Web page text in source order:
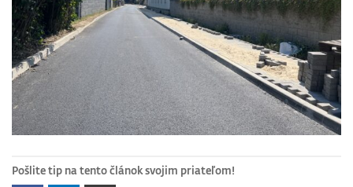
Pošlite tip na tento článok svojim priateľom!